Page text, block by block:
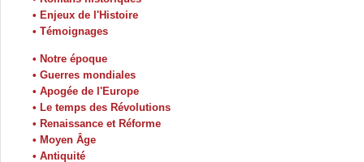
• Enjeux de l'Histoire
• Témoignages
• Notre époque
• Guerres mondiales
• Apogée de l'Europe
• Le temps des Révolutions
• Renaissance et Réforme
• Moyen Âge
• Antiquité